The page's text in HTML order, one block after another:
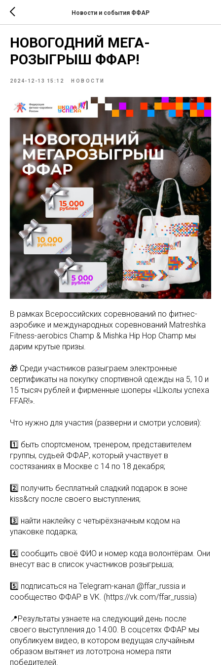
Новости и события ФФАР
НОВОГОДНИЙ МЕГА-
РОЗЫГРЫШ ФФАР!
2024-12-13 15:12 НОВОСТИ
В рамках Всероссийских соревнований по фитнес-
аэробике и международных соревнований Matreshka
Fitness-aerobics Champ & Mishka Hip Hop Champ мы
дарим крутые призы.
🎁 Среди участников разыграем электронные
сертификаты на покупку спортивной одежды на 5, 10 и
15 тысяч рублей и фирменные шоперы «Школы успеха
FFAR!».
Что нужно для участия (разверни и смотри условия):
1️⃣ быть спортсменом, тренером, представителем
группы, судьей ФФАР, который участвует в
состязаниях в Москве с 14 по 18 декабря;
2️⃣ получить бесплатный сладкий подарок в зоне
kiss&cry после своего выступления;
3️⃣ найти наклейку с четырёхзначным кодом на
упаковке подарка;
4️⃣ сообщить своё ФИО и номер кода волонтёрам. Они
внесут вас в список участников розыгрыша;
5️⃣ подписаться на Telegram-канал @ffar_russia и
сообщество ФФАР в VK. (https://vk.com/ffar_russia)
📍Результаты узнаете на следующий день после
своего выступления до 14:00. В соцсетях ФФАР мы
опубликуем видео, в котором ведущая случайным
образом вытянет из лототрона номера пяти
победителей.